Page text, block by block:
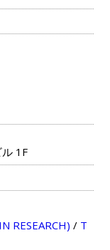
1F
RESEARCH) / T